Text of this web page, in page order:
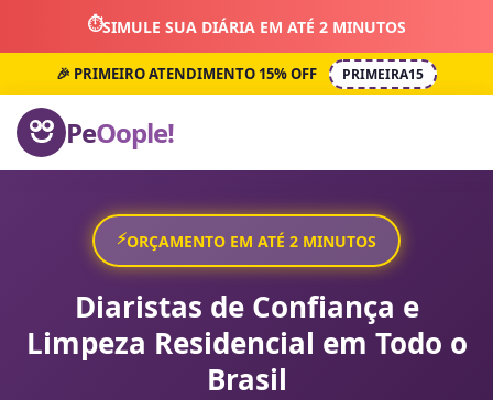
⏱️SIMULE SUA DIÁRIA EM ATÉ 2 MINUTOS
🎉 PRIMEIRO ATENDIMENTO 15% OFF PRIMEIRA15
PeOople!
⚡ORÇAMENTO EM ATÉ 2 MINUTOS
Diaristas de Confiança e
Limpeza Residencial em Todo o
Brasil